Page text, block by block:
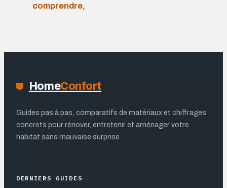
comprendre,
essentielles
HomeConfort
Guides pas à pas, comparatifs de matériaux et chiffrages
concrets pour rénover, entretenir et aménager votre
habitat sans mauvaise surprise.
DERNIERS GUIDES